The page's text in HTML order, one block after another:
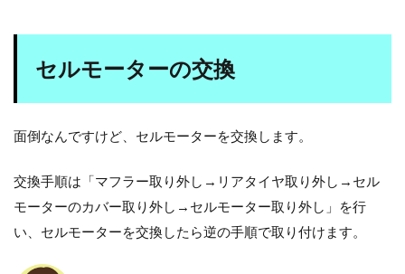
セルモーターの交換
面倒なんですけど、セルモーターを交換します。
交換手順は「マフラー取り外し→リアタイヤ取り外し→セル
モーターのカバー取り外し→セルモーター取り外し」を行
い、セルモーターを交換したら逆の手順で取り付けます。